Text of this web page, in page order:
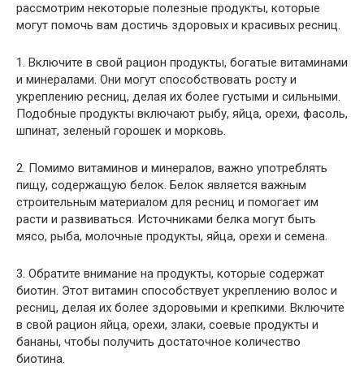
рассмотрим некоторые полезные продукты, которые
могут помочь вам достичь здоровых и красивых ресниц.
1. Включите в свой рацион продукты, богатые витаминами
и минералами. Они могут способствовать росту и
укреплению ресниц, делая их более густыми и сильными.
Подобные продукты включают рыбу, яйца, орехи, фасоль,
шпинат, зеленый горошек и морковь.
2. Помимо витаминов и минералов, важно употреблять
пищу, содержащую белок. Белок является важным
строительным материалом для ресниц и помогает им
расти и развиваться. Источниками белка могут быть
мясо, рыба, молочные продукты, яйца, орехи и семена.
3. Обратите внимание на продукты, которые содержат
биотин. Этот витамин способствует укреплению волос и
ресниц, делая их более здоровыми и крепкими. Включите
в свой рацион яйца, орехи, злаки, соевые продукты и
бананы, чтобы получить достаточное количество
биотина.